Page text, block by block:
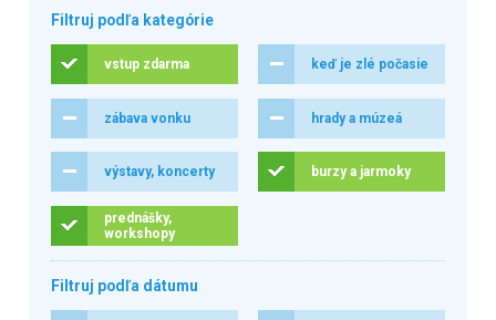
Filtruj podľa kategórie
vstup zdarma keď je zlé počasie
zábava vonku hrady a múzeá
výstavy, koncerty burzy a jarmoky
prednášky,
workshopy
Filtruj podľa dátumu